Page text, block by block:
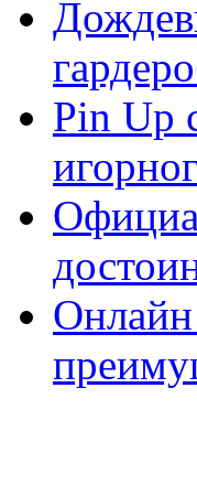
Pin Up
Онлайн